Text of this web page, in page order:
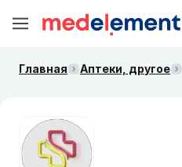
Главная Аптеки, другое